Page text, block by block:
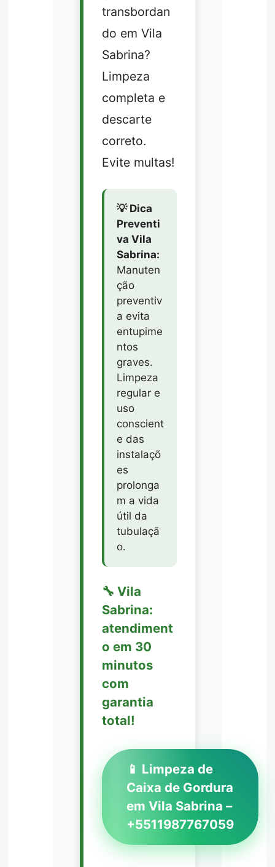
transbordan
do em Vila
Sabrina?
Limpeza
completa e
descarte
correto.
Evite multas!
💡 Dica
Preventi
va Vila
Sabrina:
Manuten
ção
preventiv
a evita
entupime
ntos
graves.
Limpeza
regular e
uso
conscient
e das
instalaçõ
es
prolonga
m a vida
útil da
tubulaçã
o.
🔧 Vila
Sabrina:
atendiment
o em 30
minutos
com
garantia
total!
📱 Limpeza de
Caixa de Gordura
em Vila Sabrina –
+5511987767059